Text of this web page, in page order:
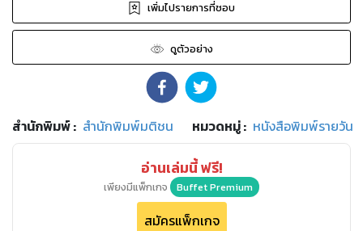
เพิ่มไปรายการที่ชอบ
ดูตัวอย่าง
สำนักพิมพ์: สำนักพิมพ์มติชน หมวดหมู่: หนังสือพิมพ์รายวัน
อ่านเล่มนี้ ฟรี!
เพียงมีแพ็กเกจ Buffet Premium
สมัครแพ็กเกจ